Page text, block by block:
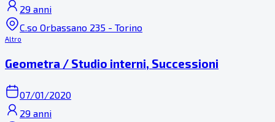
29 anni
C.so Orbassano 235 - Torino
Altro
Geometra / Studio interni, Successioni
07/01/2020
29 anni